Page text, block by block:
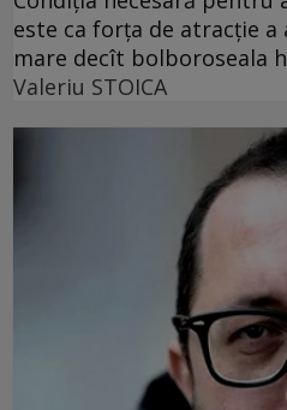
este ca forța de atracție a
mare decît bolboroseala
Valeriu STOICA